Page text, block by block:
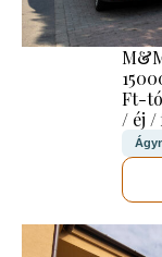
Ft-
/ éj /